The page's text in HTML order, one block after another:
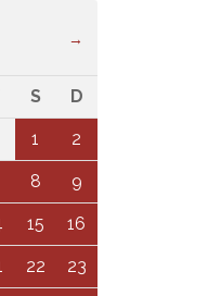
→
S D
1 2
8 9
15 16
22 23